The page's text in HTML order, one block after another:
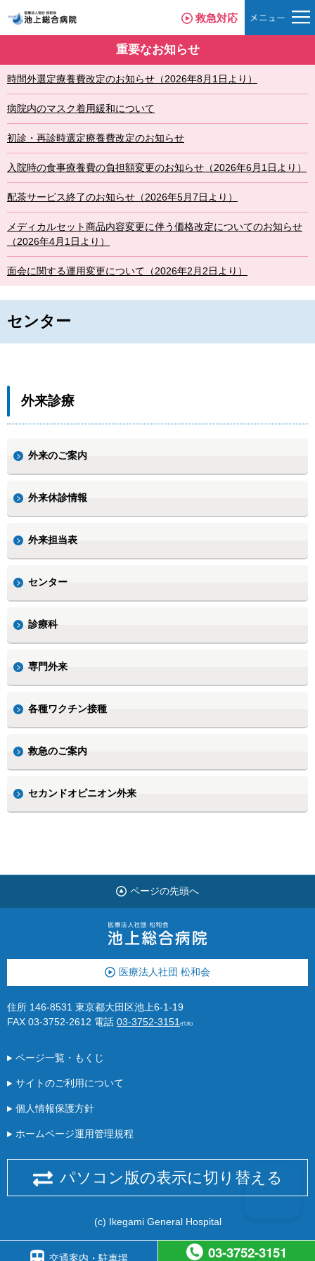
救急対応
重要なお知らせ
時間外選定療養費改定のお知らせ（2026年8月1日より）
病院内のマスク着用緩和について
初診・再診時選定療養費改定のお知らせ
入院時の食事療養費の負担額変更のお知らせ（2026年6月1日より）
配茶サービス終了のお知らせ（2026年5月7日より）
メディカルセット商品内容変更に伴う価格改定についてのお知らせ
（2026年4月1日より）
面会に関する運用変更について（2026年2月2日より）
センター
外来診療
外来のご案内
外来休診情報
外来担当表
センター
診療科
専門外来
各種ワクチン接種
救急のご案内
セカンドオピニオン外来
ページの先頭へ
医療法人社団 松和会
住所 146-8531 東京都大田区池上6-1-19
FAX 03-3752-2612 電話 03-3752-3151 (代表)
ページ一覧・もくじ
サイトのご利用について
個人情報保護方針
ホームページ運用管理規程
パソコン版の表示に切り替える
(c) Ikegami General Hospital
交通案内・駐車場 03-3752-3151